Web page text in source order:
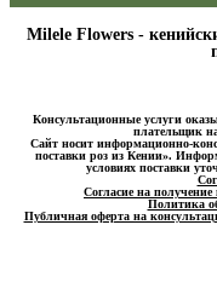
Milele Flowers -
Консультационные услуги
плательщик
Сайт носит информационно-
поставки роз из Кении».
условиях поставки
Согласие на
Политика
Публичная оферта на